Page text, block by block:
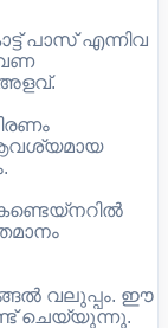
പാസ് എന്നിവ
അളവ്.
വലുപ്പം. ഈ
ചെയ്യുന്നു.